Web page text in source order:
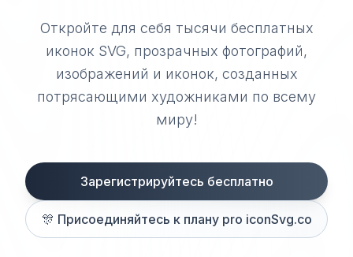
Откройте для себя тысячи бесплатных
иконок SVG, прозрачных фотографий,
изображений и иконок, созданных
потрясающими художниками по всему
миру!
Зарегистрируйтесь бесплатно
🎊 Присоединяйтесь к плану pro iconSvg.co